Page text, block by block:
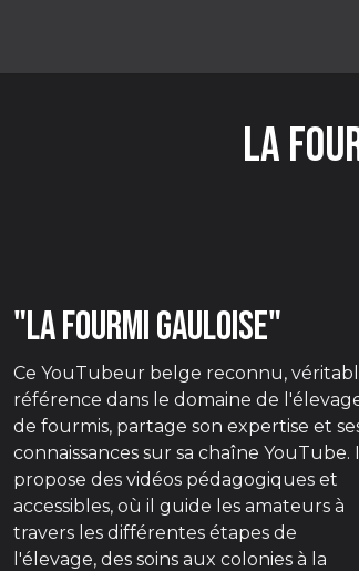
La
"La Fourmi Gauloise"
Ce YouTubeur belge reconnu,
référence dans le domaine de
de fourmis, partage son expertise et
connaissances sur sa chaîne YouTube. Il
propose des vidéos pédagogiques et
accessibles, où il guide les amateurs à
travers les différentes étapes de
l'élevage, des soins aux colonies à la